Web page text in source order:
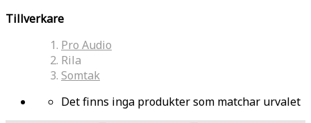
Tillverkare
Pro Audio
Rila
Somtak
Det finns inga produkter som matchar urvalet